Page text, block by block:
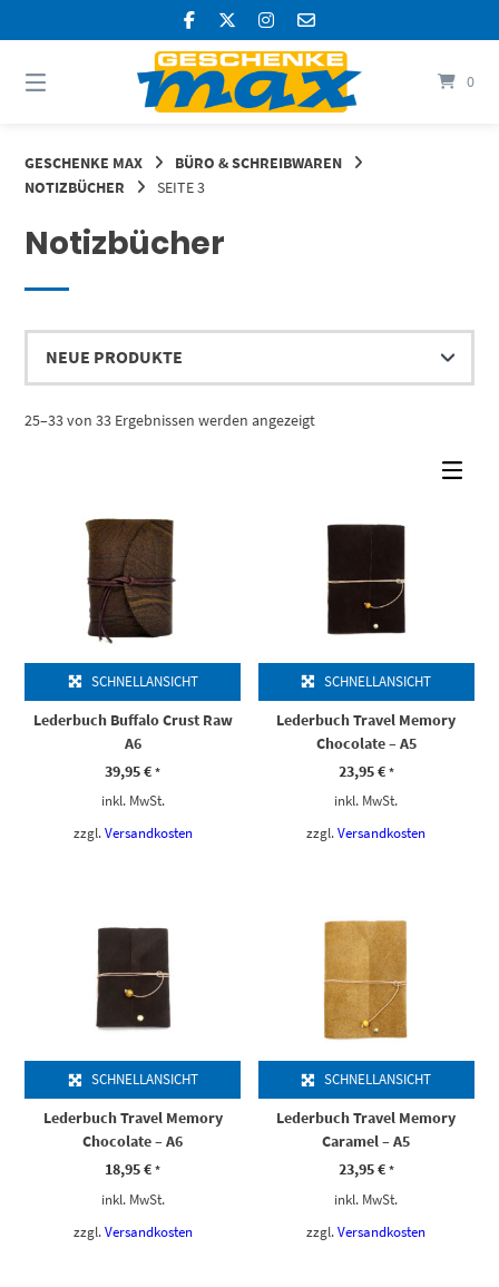
Inhalt
0
GESCHENKE MAX
BÜRO & SCHREIBWAREN
NOTIZBÜCHER
SEITE 3
Notizbücher
25–33 von 33 Ergebnissen werden angezeigtNach
SCHNELLANSICHT
Lederbuch Buffalo Crust Raw
A6
39,95€ *
inkl. MwSt.
zzgl. Versandkosten
SCHNELLANSICHT
Lederbuch Travel Memory
Chocolate – A5
23,95€ *
inkl. MwSt.
zzgl.Versandkosten
SCHNELLANSICHT
Lederbuch Travel Memory
Chocolate – A6
18,95€ *
inkl. MwSt.
zzgl. Versandkosten
SCHNELLANSICHT
Lederbuch Travel Memory
Caramel – A5
23,95€ *
inkl. MwSt.
zzgl.Versandkosten